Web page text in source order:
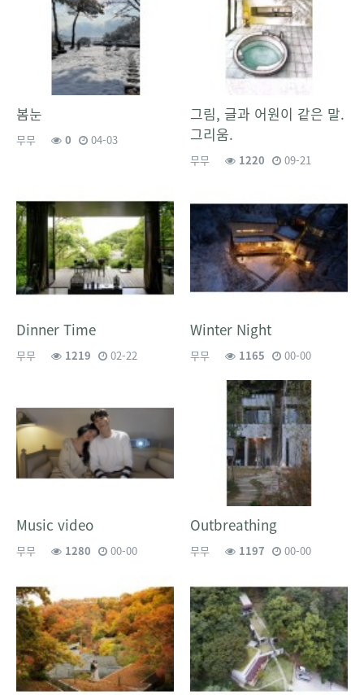
봄눈
무무 0 04-03
그림, 글과 어원이 같은 말.
그리움.
무무 1220 09-21
Dinner Time
무무 1219 02-22
Winter Night
무무 1165 00-00
Music video
무무 1280 00-00
Outbreathing
무무 1197 00-00